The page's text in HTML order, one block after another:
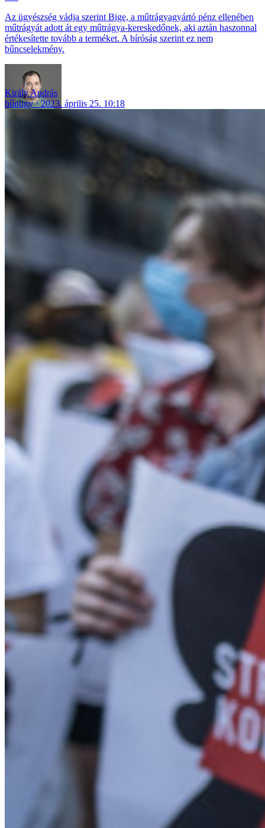
Az ügyészség vádja szerint Bige, a műtrágyagyártó pénz ellenében
műtrágyát adott át egy műtrágya-kereskedőnek, aki aztán haszonnal
értékesítette tovább a terméket. A bíróság szerint ez nem
bűncselekmény.
Király András
bűnügy
2023. április 25. 10:18